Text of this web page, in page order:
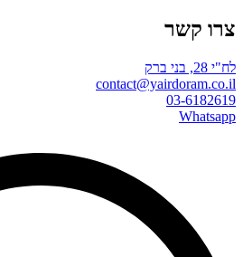
צרו קשר
לח"י 28, בני ברק
contact@yairdoram.co.il
03-6182619
Whatsapp